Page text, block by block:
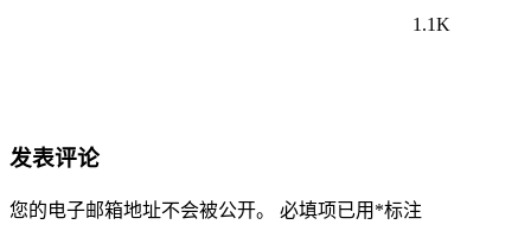
1.1K
发表评论
您的电子邮箱地址不会被公开。 必填项已用 *标注